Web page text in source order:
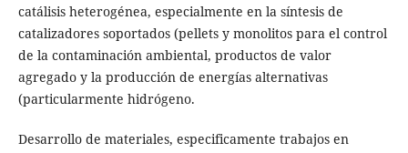
catálisis heterogénea, especialmente en la síntesis de
catalizadores soportados (pellets y monolitos para el control
de la contaminación ambiental, productos de valor
agregado y la producción de energías alternativas
(particularmente hidrógeno.
Desarrollo de materiales, especificamente trabajos en